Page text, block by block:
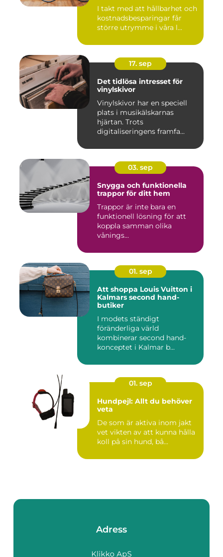
I takt med att hållbarhet och
kostnadsbesparingar får
större utrymme i våra l...
17. sep
Det tidlösa intresset för
vinylskivor
Vinylskivor har en speciell
plats i musikälskarnas
hjärtan. Trots
digitaliseringens framfa...
03. sep
Snygga och funktionella
trappor för ditt hem
Trappor är inte bara en
funktionell lösning för att
koppla samman olika
vånings...
01. sep
Att shoppa Louis Vuitton i
Kalmars second hand-
butiker
I modets ständigt
föränderliga värld
kombinerar second hand-
konceptet i Kalmar b...
01. sep
Hundpejl: Allt du behöver
veta
De som är aktiva inom jakt
vet vikten av att kunna hålla
koll på sin hund, bå...
Adress